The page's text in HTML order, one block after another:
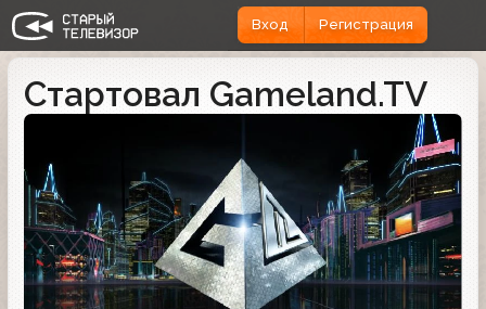
Вход Регистрация
Стартовал Gameland.TV